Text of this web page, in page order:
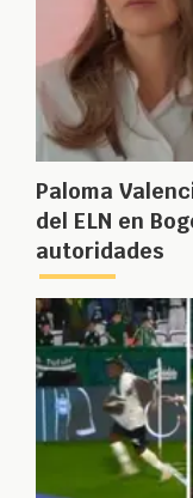
Paloma
del ELN en
autoridades